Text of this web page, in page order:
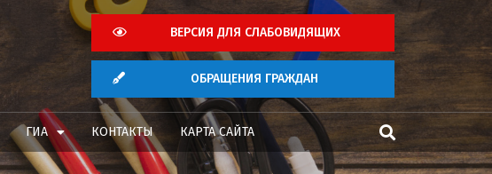
ВЕРСИЯ ДЛЯ СЛАБОВИДЯЩИХ
ОБРАЩЕНИЯ ГРАЖДАН
ГИА КОНТАКТЫ КАРТА САЙТА